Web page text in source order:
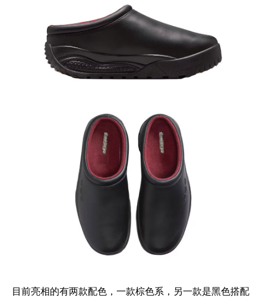
目前亮相的有两款配色，一款棕色系，另一款是黑色搭配